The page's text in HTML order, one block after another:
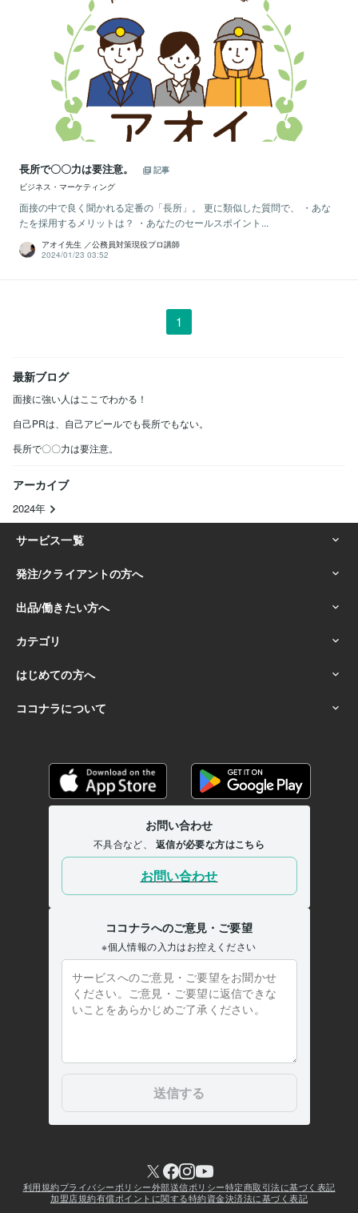
長所で〇〇力は要注意。
記事
ビジネス・マーケティング
面接の中で良く聞かれる定番の「長所」。 更に類似した質問で、 ・あな
たを採用するメリットは？ ・あなたのセールスポイント...
アオイ先生 ／公務員対策現役プロ講師
2024/01/23 03:52
1
最新ブログ
面接に強い人はここでわかる！
自己PRは、自己アピールでも長所でもない。
長所で〇〇力は要注意。
アーカイブ
2024年